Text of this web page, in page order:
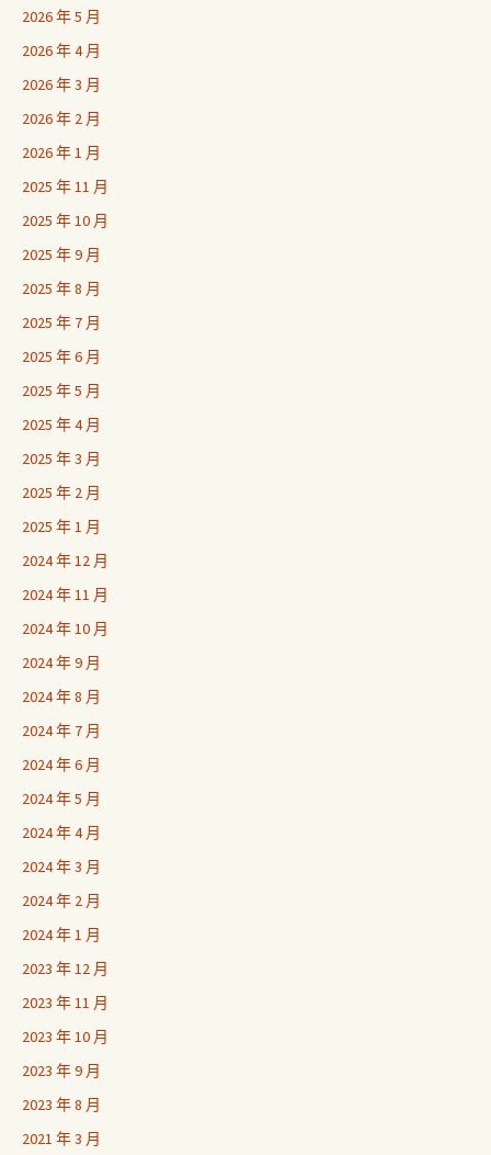
2026 年 5 月
2026 年 4 月
2026 年 3 月
2026 年 2 月
2026 年 1 月
2025 年 11 月
2025 年 10 月
2025 年 9 月
2025 年 8 月
2025 年 7 月
2025 年 6 月
2025 年 5 月
2025 年 4 月
2025 年 3 月
2025 年 2 月
2025 年 1 月
2024 年 12 月
2024 年 11 月
2024 年 10 月
2024 年 9 月
2024 年 8 月
2024 年 7 月
2024 年 6 月
2024 年 5 月
2024 年 4 月
2024 年 3 月
2024 年 2 月
2024 年 1 月
2023 年 12 月
2023 年 11 月
2023 年 10 月
2023 年 9 月
2023 年 8 月
2021 年 3 月